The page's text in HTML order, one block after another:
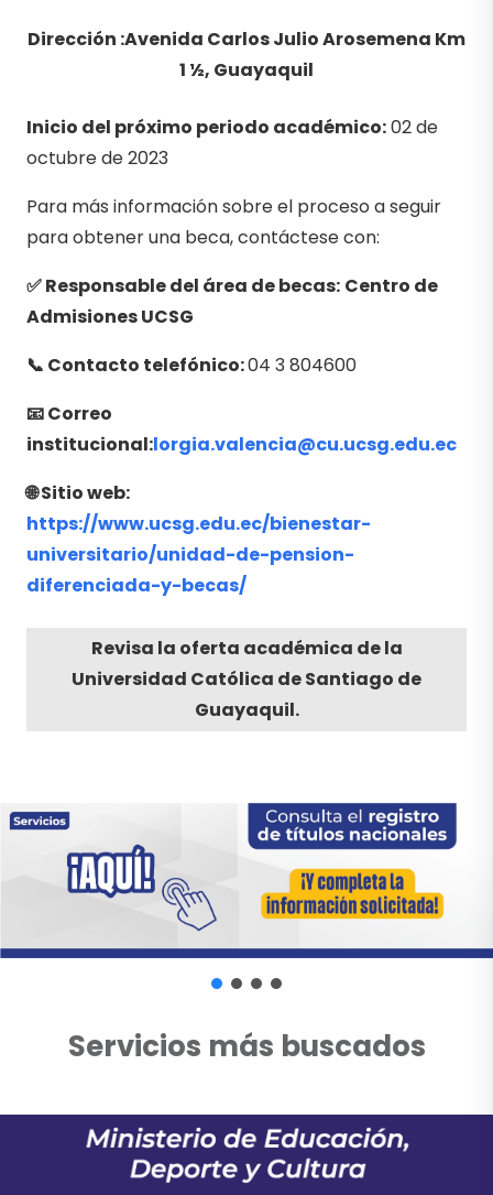
Dirección :Avenida Carlos Julio Arosemena Km
1 ½, Guayaquil
Inicio del próximo periodo académico:02 de
octubre de 2023
Para más información sobre el proceso a seguir
para obtener una beca, contáctese con:
✅ Responsable del área de becas: Centro de
Admisiones UCSG
📞 Contacto telefónico:04 3 804600
📧 Correo
institucional:lorgia.valencia@cu.ucsg.edu.ec
🌐 Sitio web:
https://www.ucsg.edu.ec/bienestar-
universitario/unidad-de-pension-
diferenciada-y-becas/
Revisa la oferta académica de la
Universidad Católica de Santiago de
Guayaquil.
Servicios más buscados